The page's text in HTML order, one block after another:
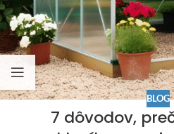
BLOG
7 dôvodov,